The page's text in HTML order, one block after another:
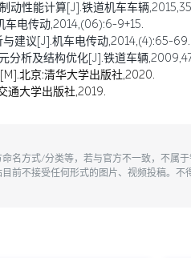
动性能计算[J].铁道机车车辆
车电传动,2014,(06):6-9+15.
建议[J].机车电传动,2014,(4):65-69.
分析及结构优化[J].铁道车辆
北京:清华大学出版社,2020.
通大学出版社,2019.
名方式/分类等，若与官方不一致，不
前不接受任何形式的图片、视频投稿。